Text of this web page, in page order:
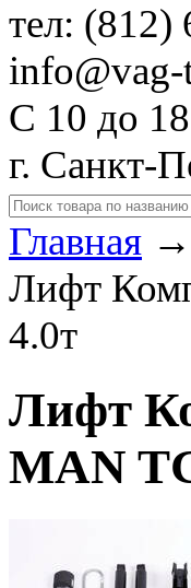
тел: (812)
С 10 до
г. Санкт-
Главная →
Лифт
4.0т
Лифт
MAN